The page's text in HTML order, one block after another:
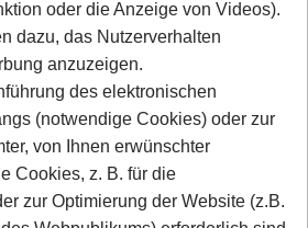
oder die Anzeige von Videos).
dazu, das Nutzerverhalten
anzuzeigen.
des elektronischen
(notwendige Cookies) oder zur
von Ihnen erwünschter
Cookies, z. B. für die
zur Optimierung der Website (z.B.